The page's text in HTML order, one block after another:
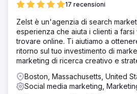
17 recensioni
Zelst è un'agenzia di search
esperienza che aiuta i clienti a
trovare online. Ti aiutiamo a
ritorno sul tuo investimento di
marketing di ricerca creativo e
Boston, Massachusetts, United
Social media marketing,